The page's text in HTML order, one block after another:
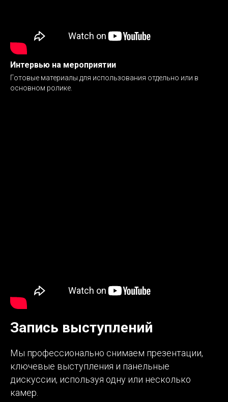
Интервью на мероприятии
Готовые материалы для использования отдельно или в
основном ролике.
Запись выступлений
Мы профессионально снимаем презентации,
ключевые выступления и панельные
дискуссии, используя одну или несколько
камер.